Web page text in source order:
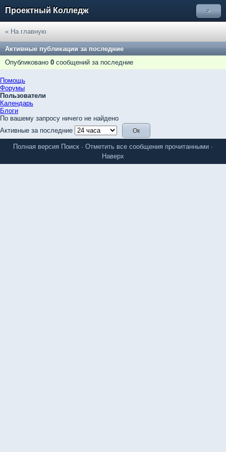
Проектный Колледж »
« На главную
Активные публикации за последние
Опубликовано 0 сообщений за последние
Помощь
Форумы
Пользователи
Календарь
Блоги
По вашему запросу ничего не найдено
Активные за последние
Полная версия Поиск · Отметить все сообщения прочитанными ·
Наверх